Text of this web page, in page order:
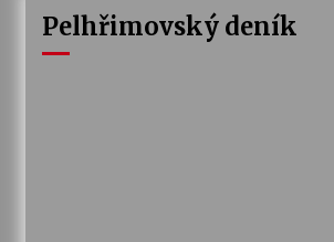
Pelhřimovský deník